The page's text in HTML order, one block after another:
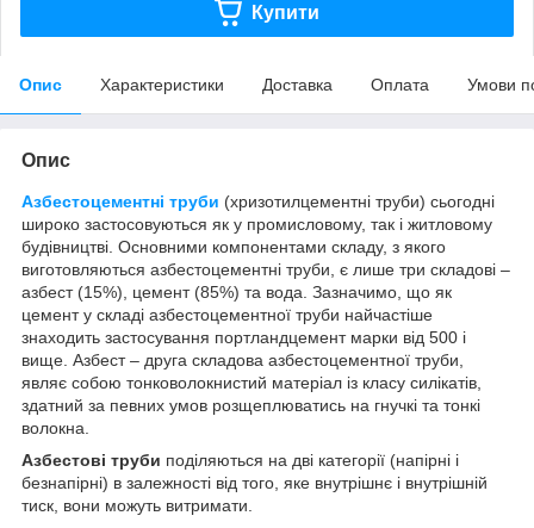
Купити
Опис Характеристики Доставка Оплата Умови
Опис
Азбестоцементні труби (хризотилцементні труби) сьогодні
широко застосовуються як у промисловому, так і житловому
будівництві. Основними компонентами складу, з якого
виготовляються азбестоцементні труби, є лише три складові –
азбест (15%), цемент (85%) та вода. Зазначимо, що як
цемент у складі азбестоцементної труби найчастіше
знаходить застосування портландцемент марки від 500 і
вище. Азбест – друга складова азбестоцементної труби,
являє собою тонковолокнистий матеріал із класу силікатів,
здатний за певних умов розщеплюватись на гнучкі та тонкі
волокна.
Азбестові труби поділяються на дві категорії (напірні і
безнапірні) в залежності від того, яке внутрішнє і внутрішній
тиск, вони можуть витримати.